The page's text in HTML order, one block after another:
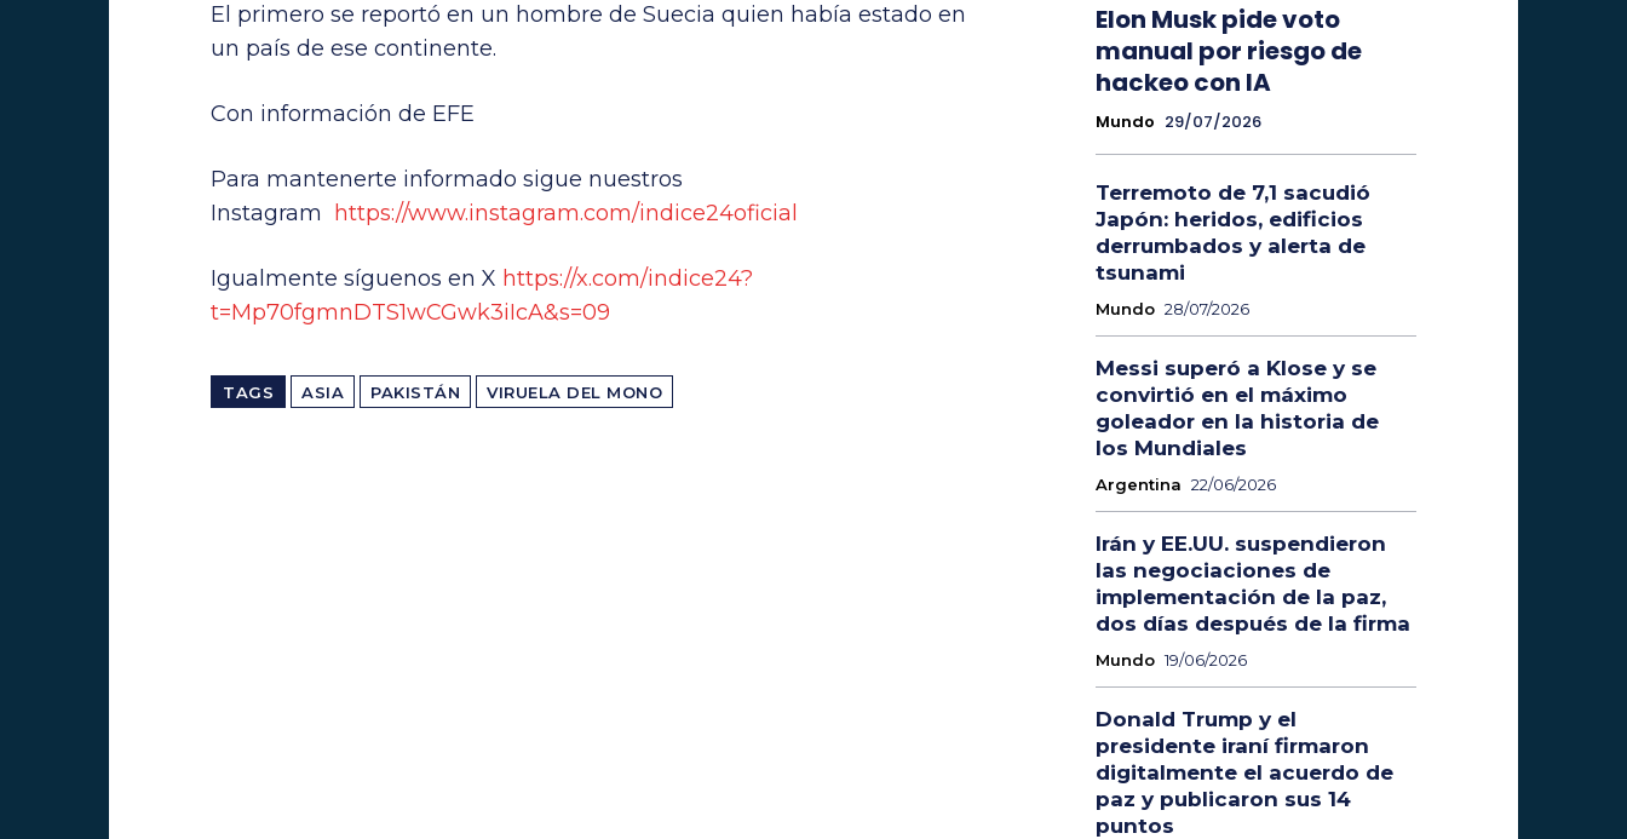
El primero se reportó en un hombre de Suecia quien había estado en
un país de ese continente.
Con información de EFE
Para mantenerte informado sigue nuestros
Instagram
https://www.instagram.com/indice24oficial
Igualmente síguenos en X https://x.com/indice24?
t=Mp70fgmnDTS1wCGwk3iIcA&s=09
TAGS ASIA PAKISTÁN VIRUELA DEL MONO
Elon Musk pide voto
manual por riesgo de
hackeo con IA
Mundo 29/07/2026
Terremoto de 7,1 sacudió
Japón: heridos, edificios
derrumbados y alerta de
tsunami
Mundo 28/07/2026
Messi superó a Klose y se
convirtió en el máximo
goleador en la historia de
los Mundiales
Argentina 22/06/2026
Irán y EE.UU. suspendieron
las negociaciones de
implementación de la paz,
dos días después de la firma
Mundo 19/06/2026
Donald Trump y el
presidente iraní firmaron
digitalmente el acuerdo de
paz y publicaron sus 14
puntos